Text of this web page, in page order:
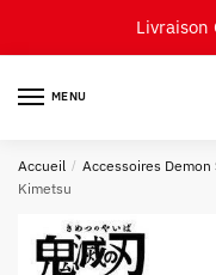
Livraison
MENU
Accueil / Accessoires Demon
Kimetsu